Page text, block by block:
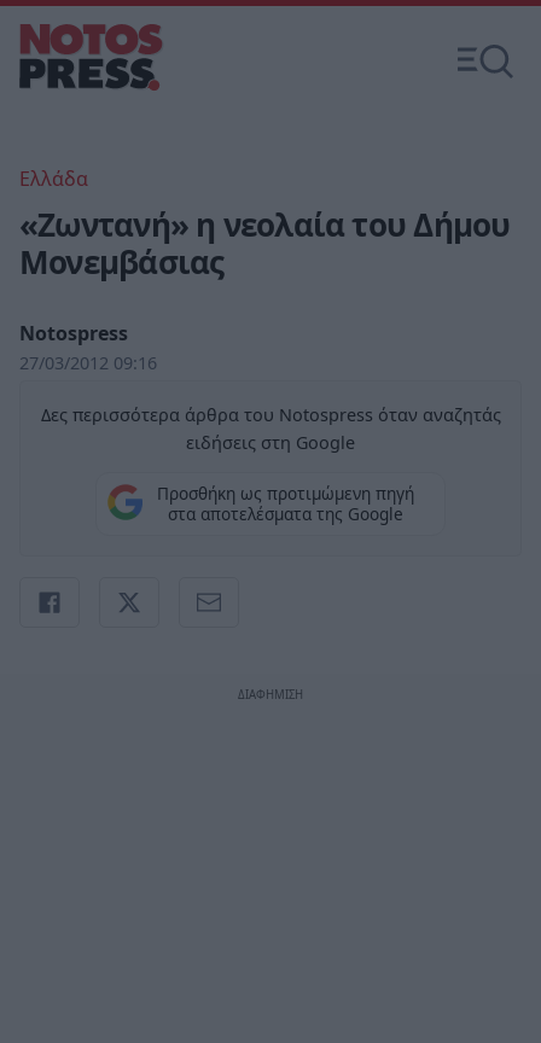
Ελλάδα
«Ζωντανή» η νεολαία του Δήμου
Μονεμβάσιας
Notospress
27/03/2012 09:16
Δες περισσότερα άρθρα του Notospress όταν αναζητάς
ειδήσεις στη Google
Προσθήκη ως προτιμώμενη πηγή
στα αποτελέσματα της Google